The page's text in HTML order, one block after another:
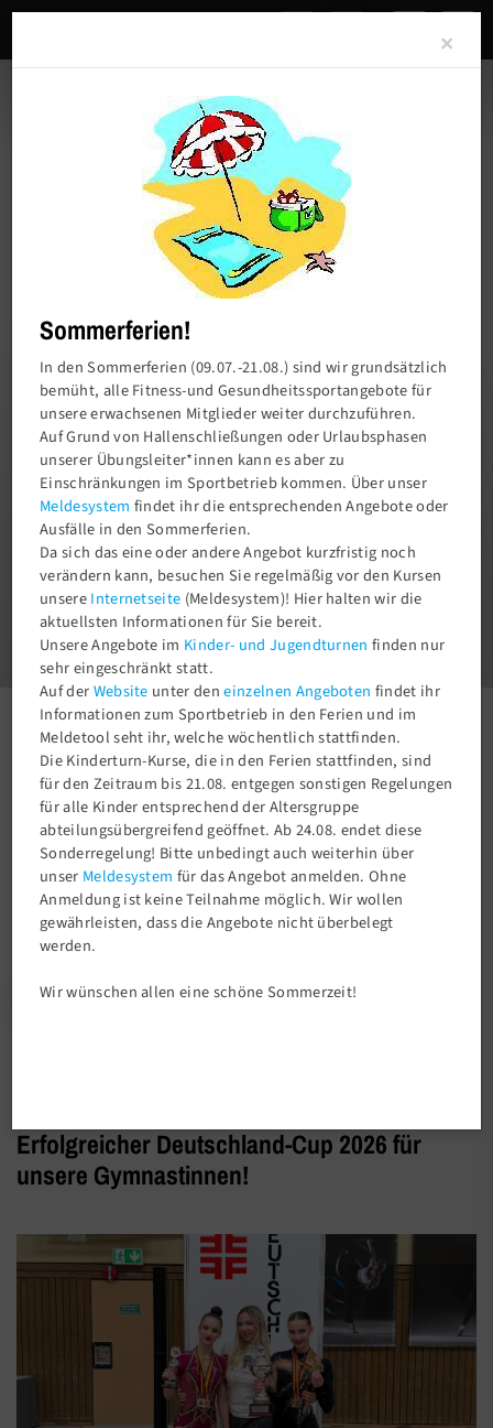
Charlottenburger Turn- und Sportverein von
1858 e.V.
1 3
Aktuelles
Newsroom
Erfolgreicher Deutschland-Cup 2026 für unsere Gymnastinnen!
Erfolgreicher Deutschland-Cup 2026 für
unsere Gymnastinnen!
×
Sommerferien!
In den Sommerferien (09.07.-21.08.) sind wir grundsätzlich
bemüht, alle Fitness-und Gesundheitssportangebote für
unsere erwachsenen Mitglieder weiter durchzuführen.
Auf Grund von Hallenschließungen oder Urlaubsphasen
unserer Übungsleiter*innen kann es aber zu
Einschränkungen im Sportbetrieb kommen. Über unser
Meldesystem findet ihr die entsprechenden Angebote oder
Ausfälle in den Sommerferien.
Da sich das eine oder andere Angebot kurzfristig noch
verändern kann, besuchen Sie regelmäßig vor den Kursen
unsereInternetseite (Meldesystem)! Hier halten wir die
aktuellsten Informationen für Sie bereit.
Unsere Angebote im Kinder- und Jugendturnen finden nur
sehr eingeschränkt statt.
Auf derWebsite unter deneinzelnen Angeboten findet ihr
Informationen zum Sportbetrieb in den Ferien und im
Meldetool seht ihr, welche wöchentlich stattfinden.
Die Kinderturn-Kurse, die in den Ferien stattfinden, sind
für den Zeitraum bis 21.08. entgegen sonstigen Regelungen
für alle Kinder entsprechend der Altersgruppe
abteilungsübergreifend geöffnet. Ab 24.08. endet diese
Sonderregelung! Bitte unbedingt auch weiterhin über
unser Meldesystem für das Angebot anmelden. Ohne
Anmeldung ist keine Teilnahme möglich. Wir wollen
gewährleisten, dass die Angebote nicht überbelegt
werden.
Wir wünschen allen eine schöne Sommerzeit!